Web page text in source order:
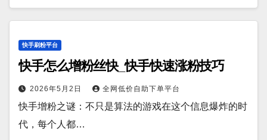
快手刷粉平台
快手怎么增粉丝快_快手快速涨粉技巧
2026年5月2日 全网低价自助下单平台
快手增粉之谜：不只是算法的游戏在这个信息爆炸的时
代，每个人都…